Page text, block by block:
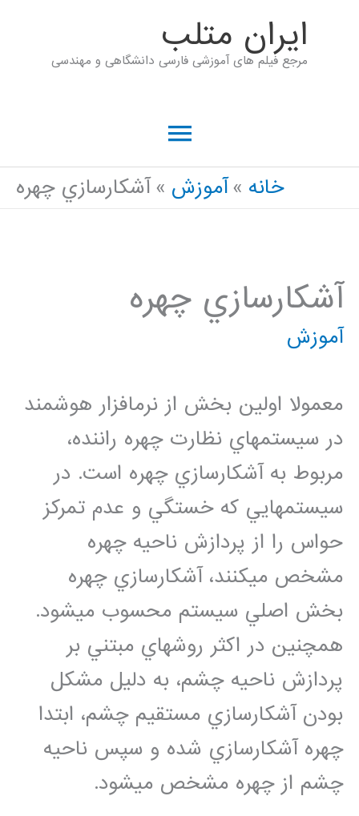
ايران متلب
مرجع فیلم های آموزشی فارسی دانشگاهی و مهندسی
فهرست
اصلی
خانه آموزش آشکارسازي چهره
آشکارسازي چهره
آموزش
معمولا اولين بخش از نرم‏افزار هوشمند
در سيستم‏هاي نظارت چهره راننده،
مربوط به آشکارسازي چهره است. در
سيستم‏هايي که خستگي و عدم تمرکز
حواس را از پردازش ناحيه چهره
مشخص مي‏کنند، آشکارسازي چهره
بخش اصلي سيستم محسوب مي‏شود.
همچنين در اکثر روش‏هاي مبتني بر
پردازش ناحيه چشم، به دليل مشکل
بودن آشکارسازي مستقيم چشم، ابتدا
چهره آشکارسازي شده و سپس ناحيه
چشم از چهره مشخص مي‏شود.